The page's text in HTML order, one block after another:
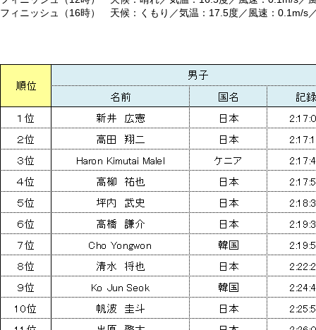
フィニッシュ（16時） 天候：くもり／気温：17.5度／風速：0.1m/s